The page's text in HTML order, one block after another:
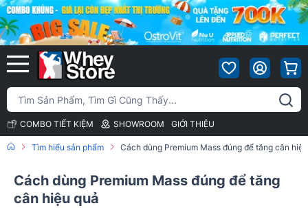
COMBO TIẾT KIỆM SHOWROOM GIỚI THIỆU
Tìm hiểu sản phẩm Cách dùng Premium Mass đúng để tăng cân
Cách dùng Premium Mass đúng để tăng
cân hiệu quả